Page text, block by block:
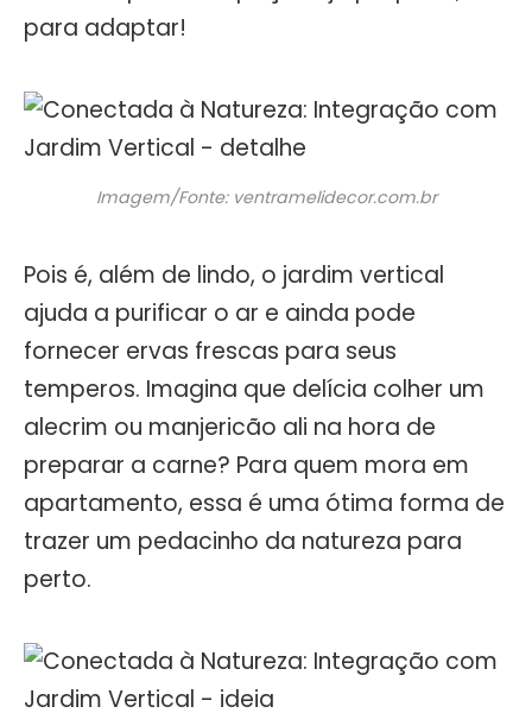
para adaptar!
Imagem/Fonte: ventramelidecor.com.br
Pois é, além de lindo, o jardim vertical
ajuda a purificar o ar e ainda pode
fornecer ervas frescas para seus
temperos. Imagina que delícia colher um
alecrim ou manjericão ali na hora de
preparar a carne? Para quem mora em
apartamento, essa é uma ótima forma de
trazer um pedacinho da natureza para
perto.